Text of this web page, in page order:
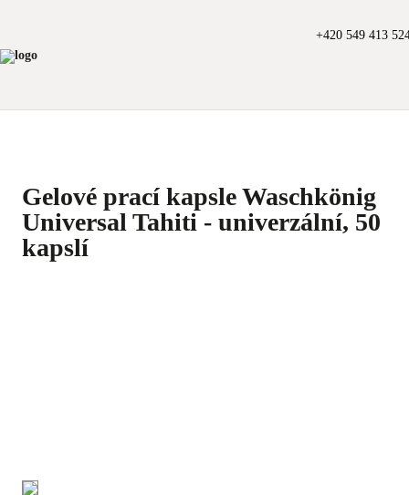
+420 549 413
Gelové prací kapsle Waschkönig
Universal Tahiti - univerzální, 50
kapslí